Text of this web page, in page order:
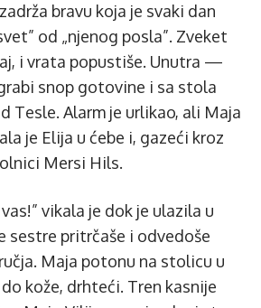
bravu koja je svaki dan
od „njenog posla”. Zveket
i vrata popustiše. Unutra —
snop gotovine i sa stola
Tesle. Alarm je urlikao, ali Maja
je Elija u ćebe i, gazeći kroz
Mersi Hils.
vikala je dok je ulazila u
sestre pritrčaše i odvedoše
Maja potonu na stolicu u
kože, drhteći. Tren kasnije